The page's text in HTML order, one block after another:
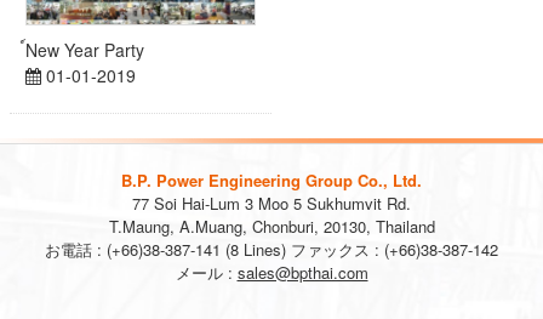
์New Year Party
01-01-2019
B.P. Power Engineering Group Co., Ltd.
77 Soi Hai-Lum 3 Moo 5 Sukhumvit Rd.
T.Maung, A.Muang, Chonburi, 20130, Thailand
お電話 : (+66)38-387-141 (8 Lines) ファックス : (+66)38-387-142
メール : sales@bpthai.com